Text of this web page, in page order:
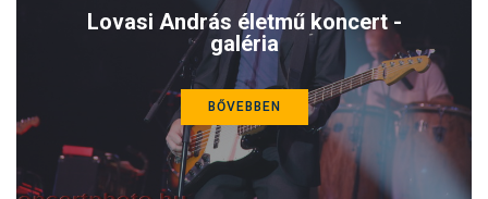
Lovasi András életmű koncert -
galéria
BŐVEBBEN